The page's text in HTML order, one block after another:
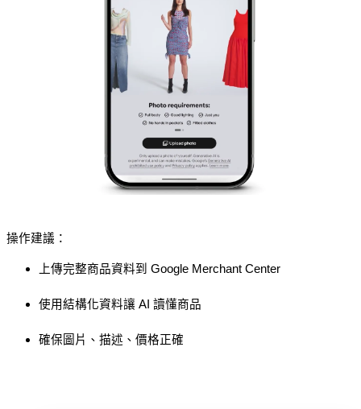
操作建議：
上傳完整商品資料到 Google Merchant Center
使用結構化資料讓 AI 讀懂商品
確保圖片、描述、價格正確